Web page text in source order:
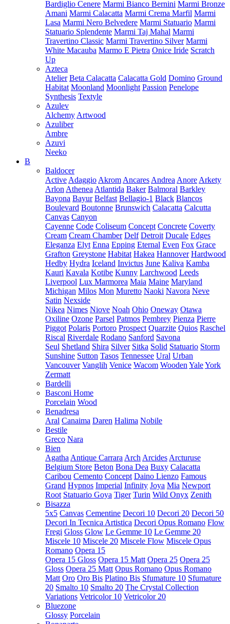
Bardiglio Cenere Marmi Bianco Bernini Marmi Bronze
Amani Marmi Calacatta Marmi Crema Marfil Marmi
Lasa Marmi Nero Belvedere Marmi Statuario Marmi
Statuario Splendente Marmi Taj Mahal Marmi
Travertino Classic Marmi Travertino Silver Marmi
White Macauba Marmo E Pietra Onice Iride Scratch
Up
Azteca
Atelier Beta Calacatta Calacatta Gold Domino Ground
Habitat Moonland Moonlight Passion Penelope
Synthesis Textyle
Azulev
Alchemy Artwood
Azuliber
Ambre
Azuvi
Neeko
B
Baldocer
Active Adaggio Akrom Ancares Andrea Anore Arkety
Arlon Athenea Atlantida Baker Balmoral Barkley
Bayona Bayur Belfast Bellagio-1 Black Blancos
Boulevard Boutonne Brunswich Calacatta Calcutta
Canvas Canyon
Cayenne Code Coliseum Concept Concrete Coverty
Cream Cream Chamber Delf Detroit Ducale Edges
Eleganza Elyt Enna Epping Eternal Even Fox Grace
Grafton Greystone Habitat Hakea Hannover Hardwood
Hedby Hydra Iceland Invictus June Kaliva Kamba
Kauri Kavala Kotibe Kunny Larchwood Leeds
Liverpool Lux Marmorea Maia Maine Maryland
Michigan Milos Mon Muretto Naoki Navora Neve
Satin Nexside
Nikea Nimes Niove Noah Ohio Oneway Otawa
Oxiline Ozone Parsel Patmos Pembrey Pienza Pierre
Piggot Polaris Portoro Prospect Quarzite Quios Raschel
Riscal Riverdale Rodano Sanford Savona
Seul Shetland Shira Silver Sitka Solid Statuario Storm
Sunshine Sutton Tasos Tennessee Ural Urban
Vancouver Vanglih Venice Wacom Wooden YaleYork
Zermatt
Bardelli
Basconi Home
Porcelain Wood
Benadresa
Aral Canaima Daren Halima Nobile
Bestile
Greco Nara
Bien
Agatha Antique Carrara Arch Arcides Arcturuse
Belgium Store Beton Bona Dea Buxy Calacatta
Caribou Cemento Concept Daino Lienzo Famous
Grand Hypnos Imperial Infinity Joya Mia Newport
Root Statuario Goya Tiger Turin Wild Onyx Zenith
Bisazza
5x5 Canvas Cementine Decori 10 Decori 20 Decori 50
Decori In Tecnica Artistica Decori Opus Romano Flow
Fregi Gloss Glow Le Gemme 10 Le Gemme 20
Miscele 10 Miscele 20 Miscele Flow Miscele Opus
Romano Opera 15
Opera 15 Gloss Opera 15 Matt Opera 25 Opera 25
Gloss Opera 25 Matt Opus Romano Opus Romano
Matt Oro Oro Bis Platino Bis Sfumature 10 Sfumature
20 Smalto 10 Smalto 20 The Crystal Collection
Variations Vetricolor 10 Vetricolor 20
Bluezone
Glossy Porcelain